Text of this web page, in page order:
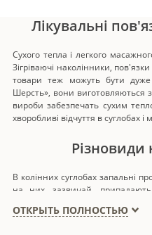
Лікувальні
Сухого тепла і легкого
Зігріваючі наколінники,
товари теж можуть бути
Шерсть», вони виготовляються
вироби забезпечать сухим
хворобливі відчуття в суглобах і
Різновиди
В колінних суглобах запальні
на них, зазвичай, припадають
полегшать біль і зафіксують
ОТКРЫТЬ ПОЛНОСТЬЮ